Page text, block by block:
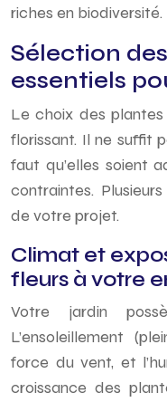
riches en biodiversité.
Sélection
essentiels
Le choix des
florissant. Il ne suffit
faut qu’elles soient
contraintes.
de votre projet.
Climat et
fleurs à votre
Votre jardin
L’ensoleillement
force du vent, et
croissance des